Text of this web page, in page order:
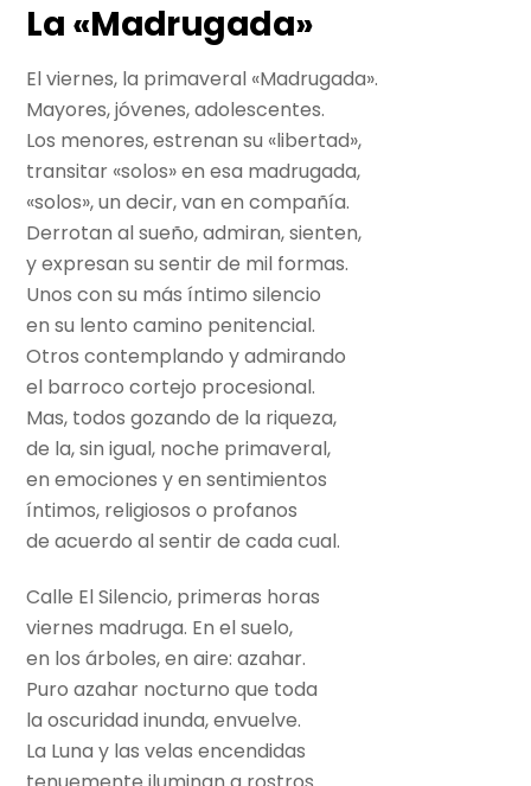
La «Madrugada»
El viernes, la primaveral «Madrugada».
Mayores, jóvenes, adolescentes.
Los menores, estrenan su «libertad»,
transitar «solos» en esa madrugada,
«solos», un decir, van en compañía.
Derrotan al sueño, admiran, sienten,
y expresan su sentir de mil formas.
Unos con su más íntimo silencio
en su lento camino penitencial.
Otros contemplando y admirando
el barroco cortejo procesional.
Mas, todos gozando de la riqueza,
de la, sin igual, noche primaveral,
en emociones y en sentimientos
íntimos, religiosos o profanos
de acuerdo al sentir de cada cual.
Calle El Silencio, primeras horas
viernes madruga. En el suelo,
en los árboles, en aire: azahar.
Puro azahar nocturno que toda
la oscuridad inunda, envuelve.
La Luna y las velas encendidas